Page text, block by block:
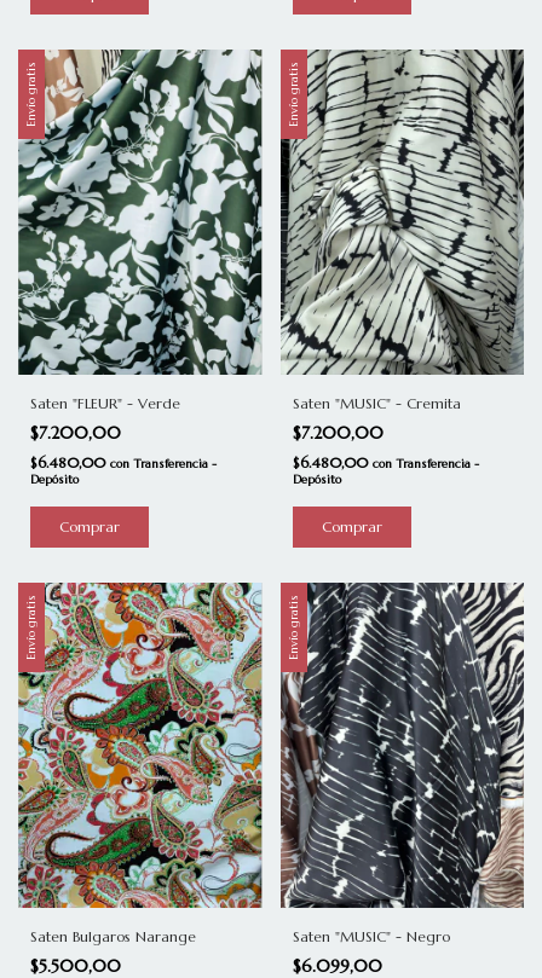
Envío gratis
Saten "FLEUR" - Verde
$7.200,00
$6.480,00 con Transferencia -
Depósito
Envío gratis
Saten "MUSIC" - Cremita
$7.200,00
$6.480,00 con Transferencia -
Depósito
Envío gratis
Saten Bulgaros Narange
$5.500,00
Envío gratis
Saten "MUSIC" - Negro
$6.099,00